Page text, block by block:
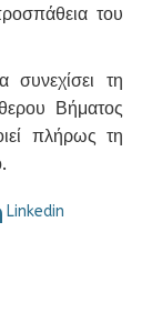
του
συνεχίσει τη
Βήματος
πλήρως τη
Linkedin